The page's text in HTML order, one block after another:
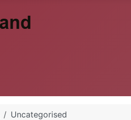
Uncategorised